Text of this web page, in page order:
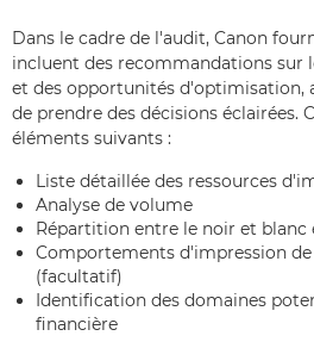
Dans le cadre de l'audit, Canon
incluent des recommandations sur
et des opportunités d'optimisation,
de prendre des décisions éclairées.
éléments suivants :
Liste détaillée des ressources
Analyse de volume
Répartition entre le noir et blanc
Comportements d'impression
(facultatif)
Identification des domaines
financière